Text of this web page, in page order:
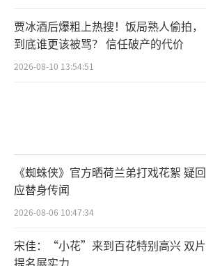
贾冰酒后爆粗上热搜！饭局熟人偷拍，
到底谁更该被骂？ 信任破产的代价
2026-08-10 13:54:51
《蜘蛛侠》官方晒荷兰弟打戏花絮 疑回
应替身传闻
2026-08-06 10:47:34
宋佳：“小花”来到百花特别高兴 双片
提名展实力